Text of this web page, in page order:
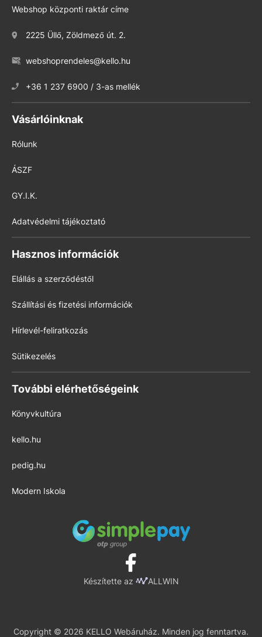
Webshop központi raktár címe
2225 Üllő, Zöldmező út. 2.
webshoprendeles@kello.hu
+36 1 237 6900 / 3-as mellék
Vásárlóinknak
Rólunk
ÁSZF
GY.I.K.
Adatvédelmi tájékoztató
Hasznos információk
Elállás a szerződéstől
Szállítási és fizetési információk
Hírlevél-feliratkozás
Sütikezelés
További elérhetőségeink
Könyvkultúra
kello.hu
pedig.hu
Modern Iskola
Készítette az ALLWIN
Copyright © 2026 KELLO Webáruház. Minden jog fenntartva.